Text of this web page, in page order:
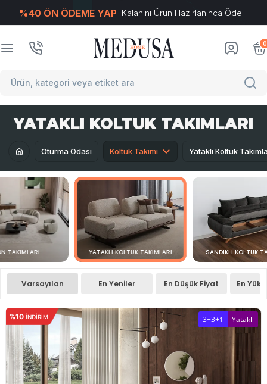
%40 ÖN ÖDEME YAP Kalanını Ürün Hazırlanınca Öde.
0
YATAKLI KOLTUK TAKIMLARI
Oturma Odası Koltuk Takımı Yataklı Koltuk
TAKIMLARI YATAKLI KOLTUK TAKIMLARI SANDIKLI KOLTUK
Varsayılan En Yeniler En Düşük Fiyat En
%10 INDIRIM 3+3+1 Yataklı
T-Soft E-Ticaret Sistemleriyle Hazırlanmıştır.